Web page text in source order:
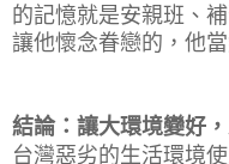
的記憶就是安親班、
讓他懷念眷戀的，他
結論：讓大環境變好
台灣惡劣的生活環境